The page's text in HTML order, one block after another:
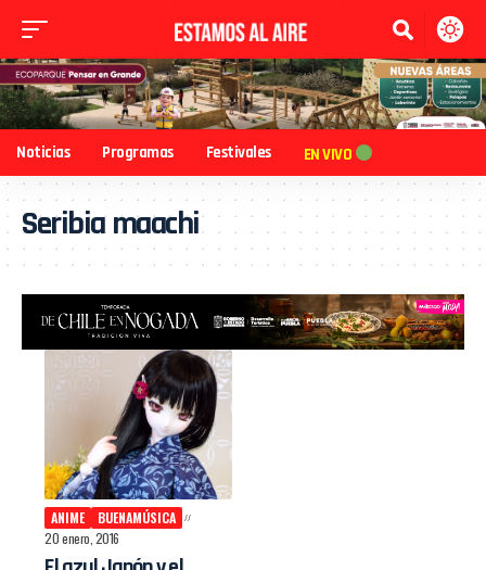
Noticias Programas Festivales EN VIVO
Seribia maachi
ANIME
BUENAMÚSICA
20 enero, 2016